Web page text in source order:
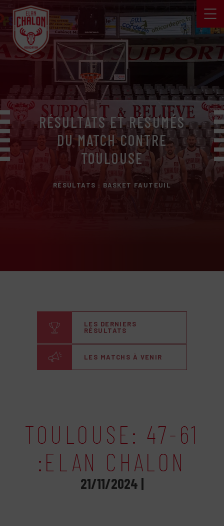
RÉSULTATS ET RÉSUMÉS
DU MATCH CONTRE
TOULOUSE
RÉSULTATS : BASKET FAUTEUIL
LES DERNIERS
RÉSULTATS
LES MATCHS À VENIR
TOULOUSE: 47-61
:ELAN CHALON
21/11/2024 |